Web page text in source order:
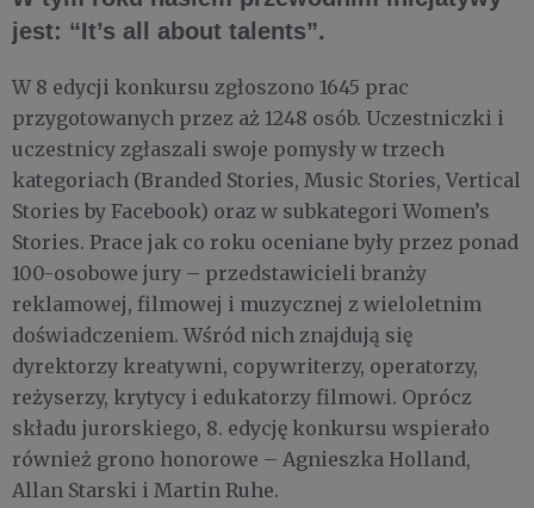
jest: “It’s all about talents”.
W 8 edycji konkursu zgłoszono 1645 prac
przygotowanych przez aż 1248 osób. Uczestniczki i
uczestnicy zgłaszali swoje pomysły w trzech
kategoriach (Branded Stories, Music Stories, Vertical
Stories by Facebook) oraz w subkategori Women’s
Stories. Prace jak co roku oceniane były przez ponad
100-osobowe jury – przedstawicieli branży
reklamowej, filmowej i muzycznej z wieloletnim
doświadczeniem. Wśród nich znajdują się
dyrektorzy kreatywni, copywriterzy, operatorzy,
reżyserzy, krytycy i edukatorzy filmowi. Oprócz
składu jurorskiego, 8. edycję konkursu wspierało
również grono honorowe – Agnieszka Holland,
Allan Starski i Martin Ruhe.